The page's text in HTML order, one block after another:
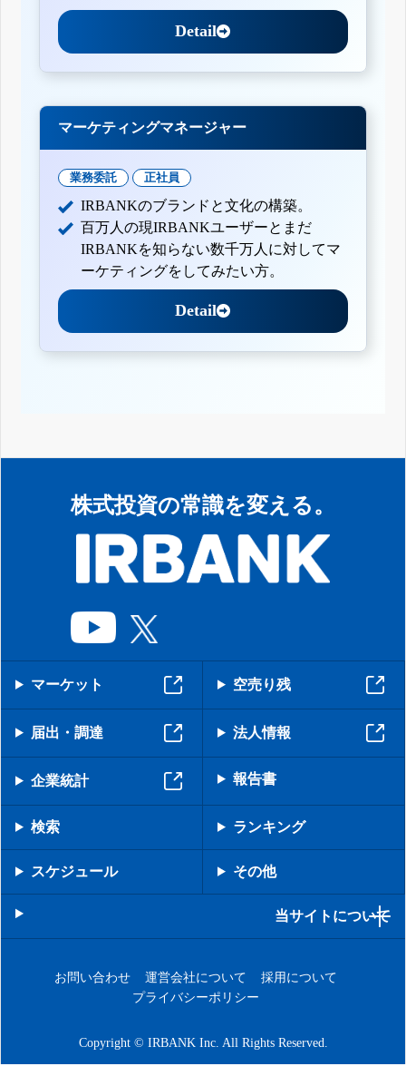
Detail
マーケティングマネージャー
業務委託 正社員
IRBANKのブランドと文化の構築。
百万人の現IRBANKユーザーとまだ
IRBANKを知らない数千万人に対してマ
ーケティングをしてみたい方。
Detail
株式投資の常識を変える。
マーケット 空売り残
届出・調達 法人情報
企業統計 報告書
検索 ランキング
スケジュール その他
当サイトについて
お問い合わせ 運営会社について
採用について
プライバシーポリシー
Copyright © IRBANK Inc. All Rights Reserved.